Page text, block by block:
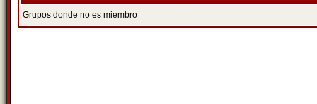
Grupos donde no es miembro